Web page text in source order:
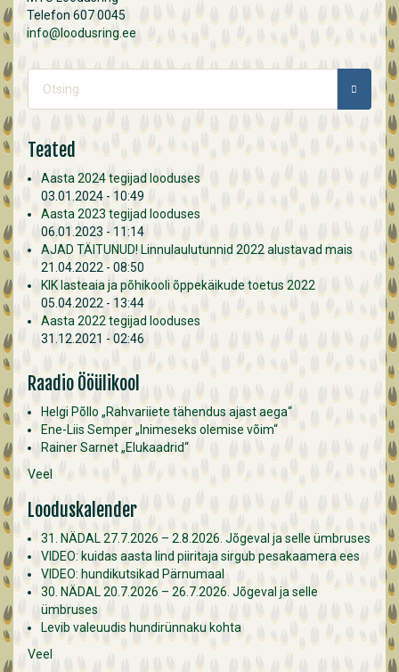
Telefon 607 0045
info@loodusring.ee
Otsinguvorm
Teated
Aasta 2024 tegijad looduses
03.01.2024 - 10:49
Aasta 2023 tegijad looduses
06.01.2023 - 11:14
AJAD TÄITUNUD! Linnulaulutunnid 2022 alustavad mais
21.04.2022 - 08:50
KIK lasteaia ja põhikooli õppekäikude toetus 2022
05.04.2022 - 13:44
Aasta 2022 tegijad looduses
31.12.2021 - 02:46
Raadio Ööülikool
Helgi Põllo „Rahvariiete tähendus ajast aega“
Ene-Liis Semper „Inimeseks olemise võim“
Rainer Sarnet „Elukaadrid“
Veel
Looduskalender
31. NÄDAL 27.7.2026 – 2.8.2026. Jõgeval ja selle ümbruses
VIDEO: kuidas aasta lind piiritaja sirgub pesakaamera ees
VIDEO: hundikutsikad Pärnumaal
30. NÄDAL 20.7.2026 – 26.7.2026. Jõgeval ja selle
ümbruses
Levib valeuudis hundirünnaku kohta
Veel